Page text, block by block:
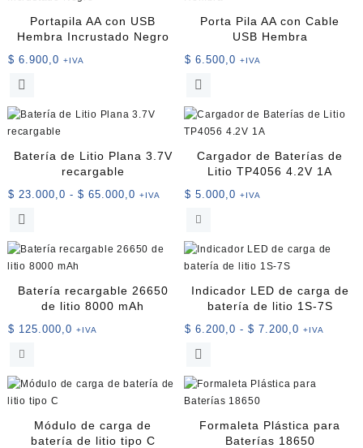
Portapila AA con USB
Hembra Incrustado Negro
$ 6.900,0 +IVA
Este
tiene
múltiples
se
pueden
en
la
página
Porta Pila AA con Cable
USB Hembra
$ 6.500,0 +IVA
Este
tiene
múltiples
se
pueden
en
la
página
Batería de Litio Plana 3.7V
recargable
$ 23.000,0 - $ 65.000,0 Rango
desde
$ 23.000,0
$ 65.000,0
+IVA
Este
tiene
múltiples
se
pueden
en
la
página
Cargador de Baterías de
Litio TP4056 4.2V 1A
$ 5.000,0 +IVA
Batería recargable 26650
de litio 8000 mAh
$ 125.000,0 +IVA
Indicador LED de carga de
batería de litio 1S-7S
$ 6.200,0 - $ 7.200,0 Rango
desde
$ 7.200,0
+IVA
Este
tiene
múltiples
Módulo de carga de
batería de litio tipo C
Formaleta Plástica para
Baterías 18650